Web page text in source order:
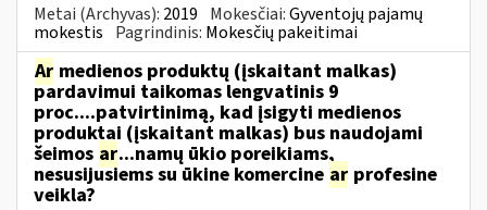
Metai (Archyvas): 2019 Mokesčiai:Gyventojų pajamų
mokestis Pagrindinis: Mokesčių pakeitimai
Ar medienos produktų (įskaitant malkas)
pardavimui taikomas lengvatinis 9
proc....patvirtinimą, kad įsigyti medienos
produktai (įskaitant malkas) bus naudojami
šeimos ar...namų ūkio poreikiams,
nesusijusiems su ūkine komercine ar profesine
veikla?